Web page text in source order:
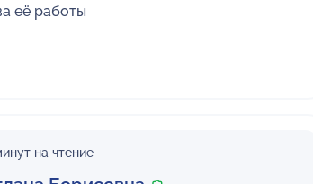
её работы
на чтение